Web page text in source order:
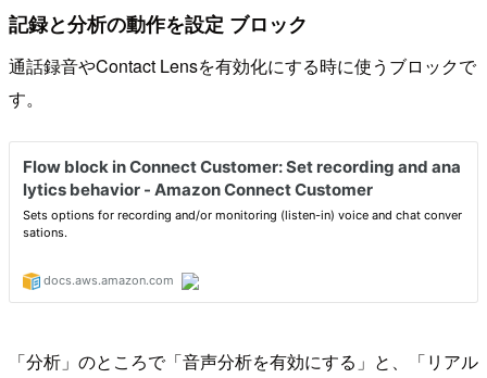
記録と分析の動作を設定 ブロック
通話録音やContact Lensを有効化にする時に使うブロックで
す。
「分析」のところで「音声分析を有効にする」と、「リアル